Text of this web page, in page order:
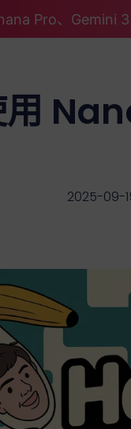
Pro、Gemini
2025-09-